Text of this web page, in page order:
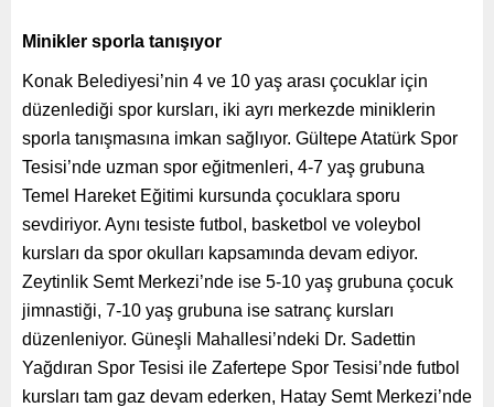
Minikler sporla tanışıyor
Konak Belediyesi’nin 4 ve 10 yaş arası çocuklar için
düzenlediği spor kursları, iki ayrı merkezde miniklerin
sporla tanışmasına imkan sağlıyor. Gültepe Atatürk Spor
Tesisi’nde uzman spor eğitmenleri, 4-7 yaş grubuna
Temel Hareket Eğitimi kursunda çocuklara sporu
sevdiriyor. Aynı tesiste futbol, basketbol ve voleybol
kursları da spor okulları kapsamında devam ediyor.
Zeytinlik Semt Merkezi’nde ise 5-10 yaş grubuna çocuk
jimnastiği, 7-10 yaş grubuna ise satranç kursları
düzenleniyor. Güneşli Mahallesi’ndeki Dr. Sadettin
Yağdıran Spor Tesisi ile Zafertepe Spor Tesisi’nde futbol
kursları tam gaz devam ederken, Hatay Semt Merkezi’nde